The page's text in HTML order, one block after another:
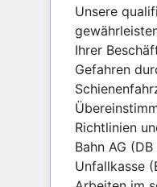
Unsere
Ihrer
Gefahren
Richtlinien
Bahn AG
Unfallkasse